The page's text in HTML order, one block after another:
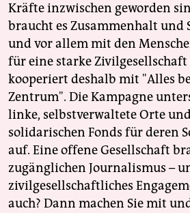
Kräfte inzwischen geworden
braucht es Zusammenhalt und
und vor allem mit den
für eine starke Zivilgesellschaft
kooperiert deshalb mit "Alles
Zentrum". Die Kampagne
linke, selbstverwaltete Orte
solidarischen Fonds für deren
auf. Eine offene Gesellschaft
zugänglichen Journalismus –
zivilgesellschaftliches
auch? Dann machen Sie mit